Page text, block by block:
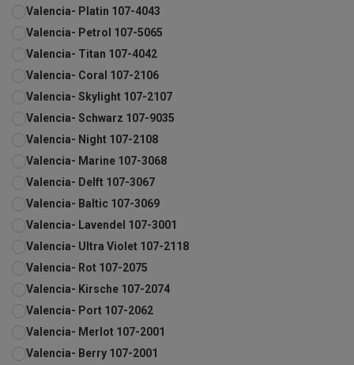
Valencia- Platin 107-4043
Valencia- Petrol 107-5065
Valencia- Titan 107-4042
Valencia- Coral 107-2106
Valencia- Skylight 107-2107
Valencia- Schwarz 107-9035
Valencia- Night 107-2108
Valencia- Marine 107-3068
Valencia- Delft 107-3067
Valencia- Baltic 107-3069
Valencia- Lavendel 107-3001
Valencia- Ultra Violet 107-2118
Valencia- Rot 107-2075
Valencia- Kirsche 107-2074
Valencia- Port 107-2062
Valencia- Merlot 107-2001
Valencia- Berry 107-2001